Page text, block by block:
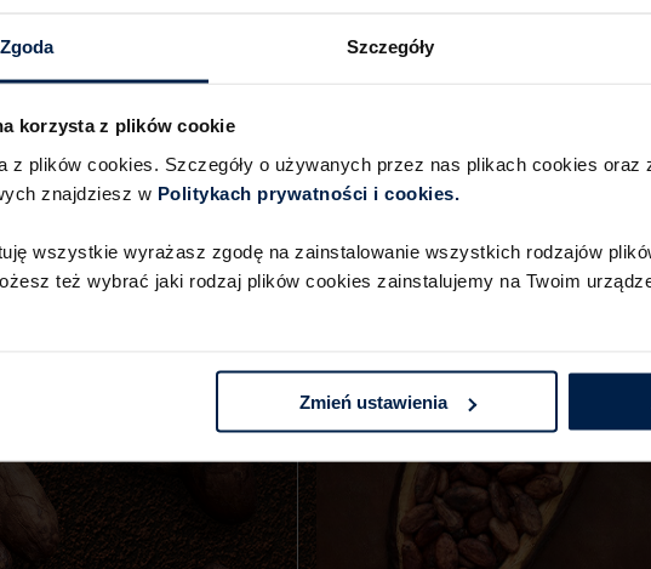
Zgoda Szczegóły
korzysta z plików cookie
z plików cookies. Szczegóły o używanych przez nas plikach cookies oraz
znajdziesz w Politykach prywatności i cookies.​ ​
wszystkie wyrażasz zgodę na zainstalowanie wszystkich rodzajów
też wybrać jaki rodzaj plików cookies zainstalujemy na Twoim
Zmień ustawienia